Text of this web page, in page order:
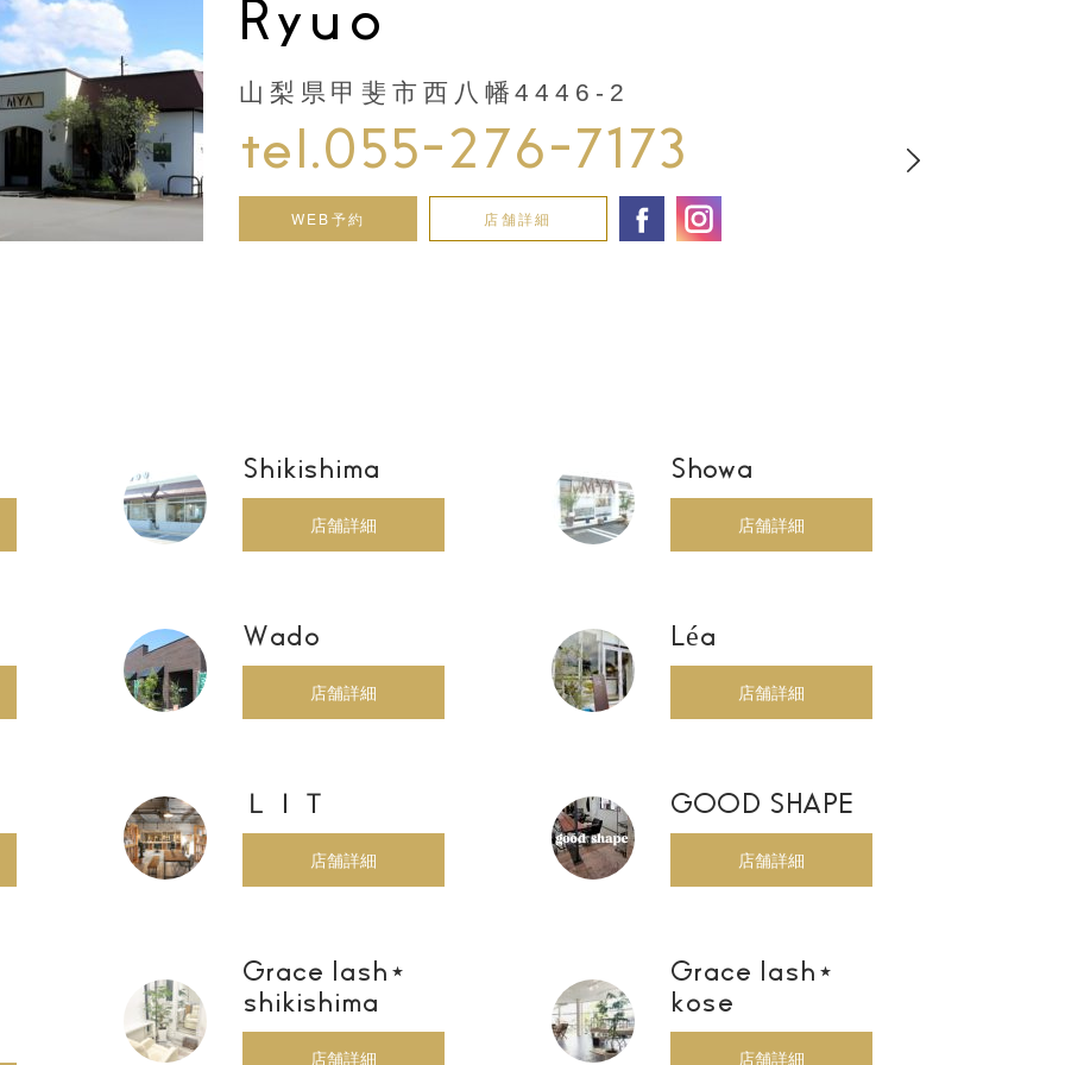
Ryuo
山梨県甲斐市西八幡4446-2
tel.055-276-7173
WEB予約 店舗詳細
Shikishima
店舗詳細
Showa
店舗詳細
Wado
店舗詳細
Léa
店舗詳細
ＬＩＴ
店舗詳細
GOOD SHAPE
店舗詳細
Grace lash⋆
shikishima
店舗詳細
Grace lash⋆
kose
店舗詳細